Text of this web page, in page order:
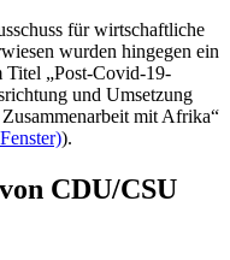
für wirtschaftliche
wurden hingegen ein
„Post-Covid-19-
und Umsetzung
mit Afrika“
).
CDU/CSU